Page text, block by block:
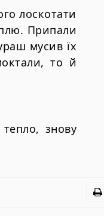
лоскотати
Припали
мусив їх
то й
знову